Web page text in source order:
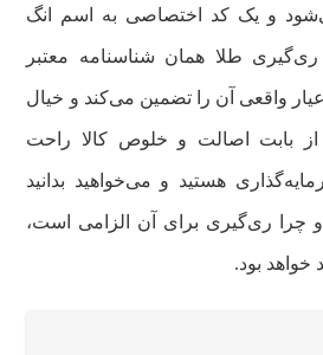
و یک کد اختصاصی به اسم انگ
طلا همان شناسنامه معتبر
واقعی آن را تضمین می‌کند و خیال
از بابت اصالت و خلوص کالا راحت
هستید و می‌خواهید بدانید
و چرا ری‌گیری برای آن الزامی است،
خواهد بود.